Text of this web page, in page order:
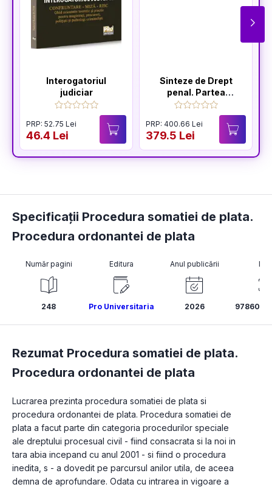
Interogatoriul
judiciar
PRP: 52.75 Lei
46.4 Lei
Sinteze de Drept
penal. Partea
speciala Vol.1 +
Vol.2 (editia a 6-a)
PRP: 400.66 Lei
379.5 Lei
Specificații Procedura somatiei de plata.
Procedura ordonantei de plata
Număr pagini
248
Editura
Pro Universitaria
Anul publicării
2026
Rezumat Procedura somatiei de plata.
Procedura ordonantei de plata
Lucrarea prezinta procedura somatiei de plata si
procedura ordonantei de plata. Procedura somatiei de
plata a facut parte din categoria procedurilor speciale
ale dreptului procesual civil - fiind consacrata si la noi in
tara abia incepand cu anul 2001 - si fiind o procedura
inedita, s - a dovedit pe parcursul anilor utila, de aceea
demna de aprofundare. Odata cu intrarea in vigoare a